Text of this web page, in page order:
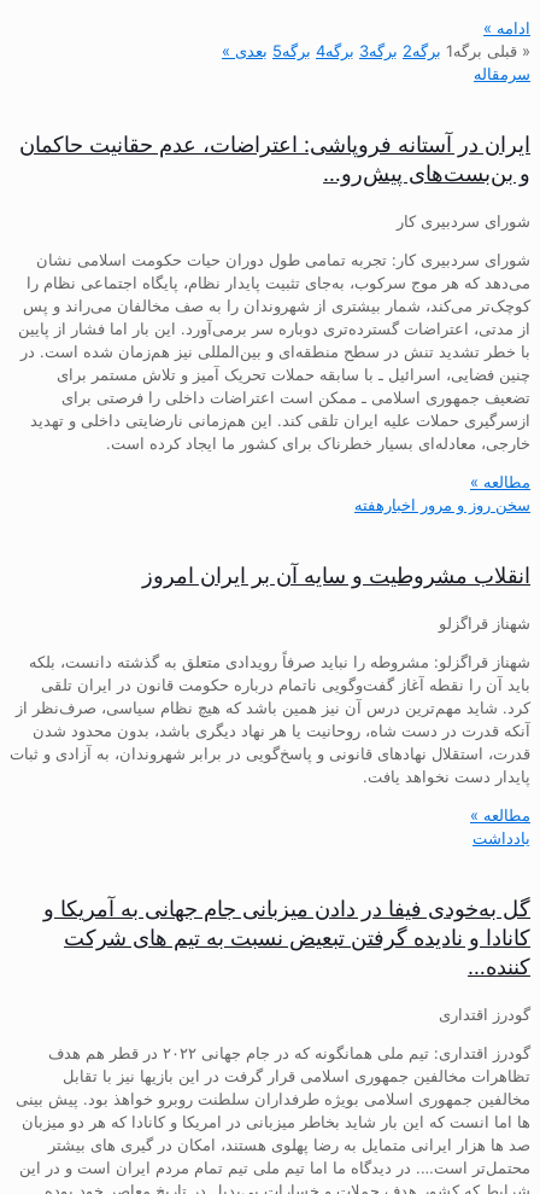
ادامه »
« قبلی
برگه1 برگه2 برگه3 برگه4 برگه5 بعدی »
سرمقاله
ایران در آستانه فروپاشی: اعتراضات، عدم حقانیت حاکمان
و بن‌بست‌های پیش‌رو…
شورای سردبیری کار
شورای سردبیری کار: تجربه تمامی طول دوران حیات حکومت اسلامی نشان
می‌دهد که هر موج سرکوب، به‌جای تثبیت پایدار نظام، پایگاه اجتماعی نظام را
کوچک‌تر می‌کند، شمار بیشتری از شهروندان را به صف مخالفان می‌راند و پس
از مدتی، اعتراضات گسترده‌تری دوباره سر برمی‌آورد. این بار اما فشار از پایین
با خطر تشدید تنش در سطح منطقه‌ای و بین‌المللی نیز هم‌زمان شده است. در
چنین فضایی، اسرائیل ـ با سابقه حملات تحریک آمیز و تلاش مستمر برای
تضعیف جمهوری اسلامی ـ ممکن است اعتراضات داخلی را فرصتی برای
ازسرگیری حملات علیه ایران تلقی کند. این هم‌زمانی نارضایتی داخلی و تهدید
خارجی، معادله‌ای بسیار خطرناک برای کشور ما ایجاد کرده است.
مطالعه »
سخن روز و مرور اخبارهفته
انقلاب مشروطیت و سایه آن بر ایران امروز
شهناز قراگزلو
شهناز قراگزلو: مشروطه را نباید صرفاً رویدادی متعلق به گذشته دانست، بلکه
باید آن را نقطه آغاز گفت‌وگویی ناتمام درباره حکومت قانون در ایران تلقی
کرد. شاید مهم‌ترین درس آن نیز همین باشد که هیچ نظام سیاسی، صرف‌نظر از
آنکه قدرت در دست شاه، روحانیت یا هر نهاد دیگری باشد، بدون محدود شدن
قدرت، استقلال نهادهای قانونی و پاسخ‌گویی در برابر شهروندان، به آزادی و ثبات
پایدار دست نخواهد یافت.
مطالعه »
یادداشت
گل به‌خودی فیفا در دادن میزبانی جام جهانی به آمریکا و
کانادا و نادیده گرفتن تبعیض نسبت به تیم های شرکت
کننده…
گودرز اقتداری
گودرز اقتداری: تیم ملی همانگونه که در جام جهانی ۲۰۲۲ در قطر هم هدف
تظاهرات مخالفین جمهوری اسلامی قرار گرفت در این بازیها نیز با تقابل
مخالفین جمهوری اسلامی بویژه طرفداران سلطنت روبرو خواهذ بود. پیش بینی
ها اما انست که این بار شاید بخاطر میزبانی در امریکا و کانادا که هر دو میزبان
صد ها هزار ایرانی متمایل به رضا پهلوی هستند، امکان در گیری های بیشتر
محتمل‌تر است…. در دیدگاه ما اما تیم ملی تیم تمام مردم ایران است و در این
شرایط که کشور هدف حملات و خسارات بی‌بدیل در تاریخ معاصر خود بوده